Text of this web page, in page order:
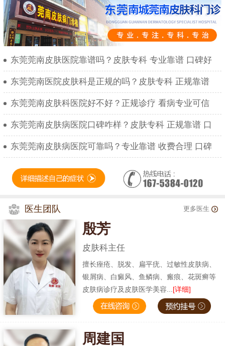
东莞莞南皮肤医院靠谱吗？皮肤专科 专业靠谱 口碑好
东莞莞南医院皮肤科是正规的吗？皮肤专科 正规靠谱
东莞莞南皮肤科医院好不好？正规诊疗 看病专业可信
东莞莞南皮肤病医院口碑咋样？皮肤专科 正规靠谱 口
东莞莞南皮肤病医院可靠吗？专业靠谱 收费合理 口碑
医生团队 更多医生
殷芳
皮肤科主任
擅长痤疮、脱发、扁平疣、过敏性皮肤病、
银屑病、白癜风、鱼鳞病、瘢痕、花斑癣等
皮肤病诊疗及皮肤医学美容... [详细]
周建国